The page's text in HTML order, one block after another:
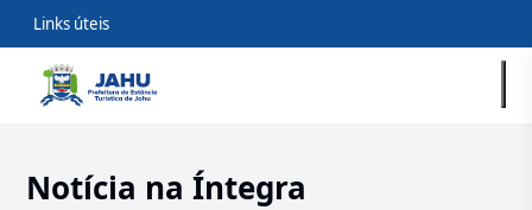
Links úteis
Notícia na Íntegra